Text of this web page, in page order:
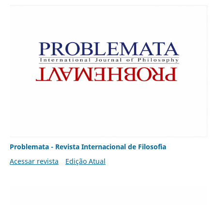
Problemata - Revista Internacional de Filosofia
Acessar revista
Edição Atual